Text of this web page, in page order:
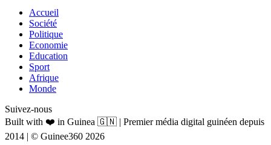
Accueil
Société
Politique
Economie
Education
Sport
Afrique
Monde
Suivez-nous
Built with ❤️ in Guinea 🇬🇳 | Premier média digital guinéen depuis
2014 | © Guinee360 2026